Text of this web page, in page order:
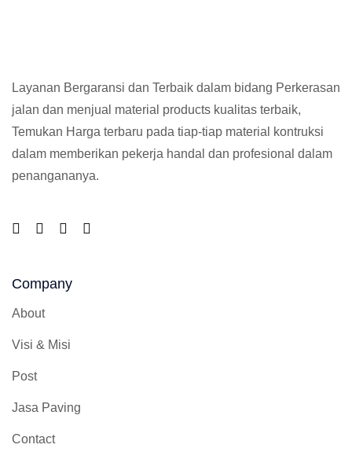
Layanan Bergaransi dan Terbaik dalam bidang Perkerasan
jalan dan menjual material products kualitas terbaik,
Temukan Harga terbaru pada tiap-tiap material kontruksi
dalam memberikan pekerja handal dan profesional dalam
penangananya.
Company
About
Visi & Misi
Post
Jasa Paving
Contact